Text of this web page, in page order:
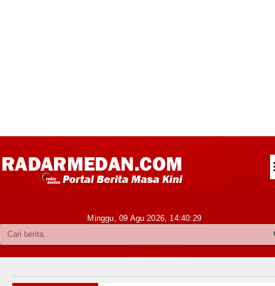
Kabupaten Karo
Minggu, 09 Agu 2026, 14:40:30